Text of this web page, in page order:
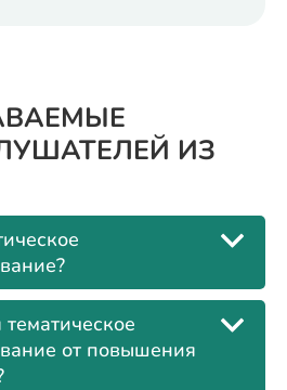
ИЗ
от повышения